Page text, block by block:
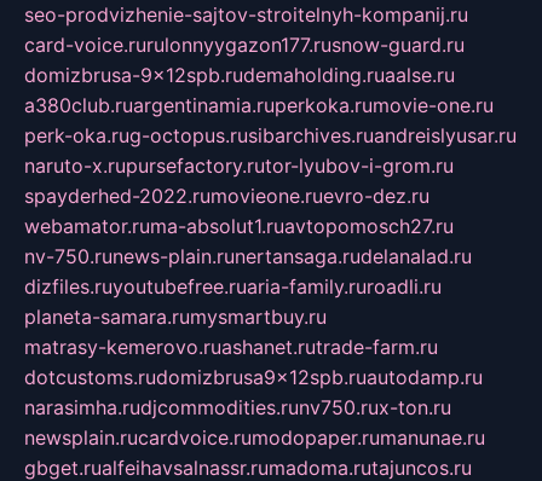
seo-prodvizhenie-sajtov-stroitelnyh-kompanij.ru
card-voice.rurulonnyygazon177.rusnow-guard.ru
domizbrusa-9x12spb.rudemaholding.ruaalse.ru
a380club.ruargentinamia.ruperkoka.rumovie-one.ru
perk-oka.rug-octopus.rusibarchives.ruandreislyusar.ru
naruto-x.rupursefactory.rutor-lyubov-i-grom.ru
spayderhed-2022.rumovieone.ruevro-dez.ru
webamator.ruma-absolut1.ruavtopomosch27.ru
nv-750.runews-plain.runertansaga.rudelanalad.ru
dizfiles.ruyoutubefree.ruaria-family.ruroadli.ru
planeta-samara.rumysmartbuy.ru
matrasy-kemerovo.ruashanet.rutrade-farm.ru
dotcustoms.rudomizbrusa9x12spb.ruautodamp.ru
narasimha.rudjcommodities.runv750.rux-ton.ru
newsplain.rucardvoice.rumodopaper.rumanunae.ru
gbget.rualfeihavsalnassr.rumadoma.rutajuncos.ru